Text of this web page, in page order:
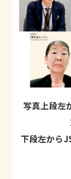
写真上段左
下段左から